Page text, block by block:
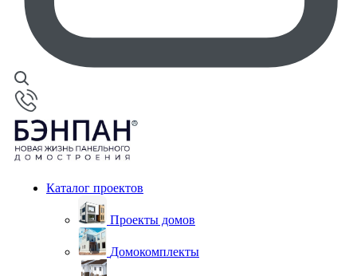
Каталог проектов
Проекты домов
Домокомплекты